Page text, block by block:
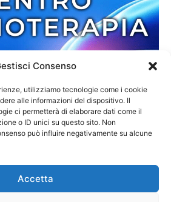
Consenso
utilizziamo tecnologie come i cookie
alle informazioni del dispositivo. Il
ci permetterà di elaborare dati come il
o ID unici su questo sito. Non
può influire negativamente su alcune
Accetta